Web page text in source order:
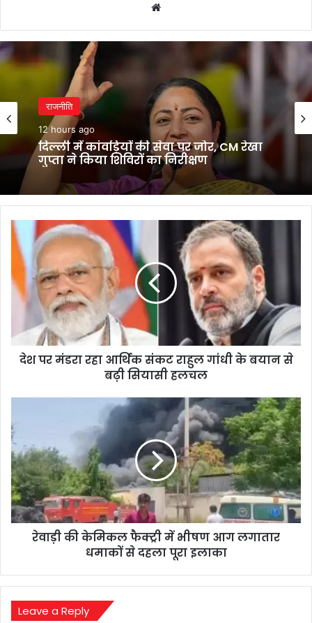
राजनीति
12 hours ago
दिल्ली में कांवड़ियों की सेवा पर जोर, CM रेखा
गुप्ता ने किया शिविरों का निरीक्षण
राजनीति
12 hours ago
बिहार में रोजगार मिला, लेकिन नौकरी के लिए
दिल्ली-गुजरात जाना होगा
देश
पर
मंडरा
आर्थिक
संकट
गांधी
बयान
देश पर मंडरा रहा आर्थिक संकट राहुल गांधी के बयान से
बढ़ी सियासी हलचल
केमिकल
फैक्ट्री
में
भीषण
आग
लगातार
धमाकों
रेवाड़ी की केमिकल फैक्ट्री में भीषण आग लगातार
धमाकों से दहला पूरा इलाका
Leave a Reply